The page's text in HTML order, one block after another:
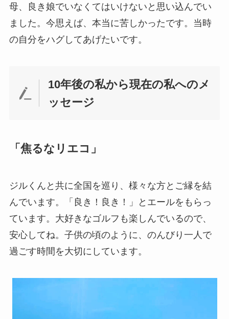
母、良き娘でいなくてはいけないと思い込んでい
ました。今思えば、本当に苦しかったです。当時
の自分をハグしてあげたいです。
10年後の私から現在の私へのメ
ッセージ
「焦るなリエコ」
ジルくんと共に全国を巡り、様々な方とご縁を結
んでいます。「良き！良き！」とエールをもらっ
ています。大好きなゴルフも楽しんでいるので、
安心してね。子供の頃のように、のんびり一人で
過ごす時間を大切にしています。